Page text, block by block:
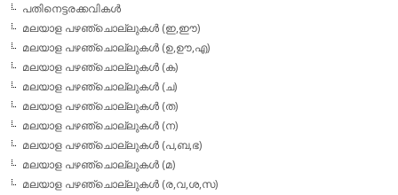
പതിനെട്ടരക്കവികള്‍
മലയാള പഴഞ്ചൊല്ലുകള്‍ (ഇ,ഈ)
മലയാള പഴഞ്ചൊല്ലുകള്‍ (ഉ,ഊ,എ)
മലയാള പഴഞ്ചൊല്ലുകള്‍ (ക)
മലയാള പഴഞ്ചൊല്ലുകള്‍ (ച)
മലയാള പഴഞ്ചൊല്ലുകള്‍ (ത)
മലയാള പഴഞ്ചൊല്ലുകള്‍ (ന)
മലയാള പഴഞ്ചൊല്ലുകള്‍ (പ,ബ,ഭ)
മലയാള പഴഞ്ചൊല്ലുകള്‍ (മ)
മലയാള പഴഞ്ചൊല്ലുകള്‍ (ര,വ,ശ,സ)